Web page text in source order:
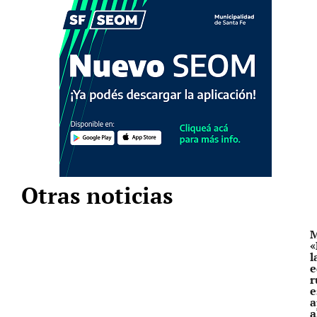
Otras noticias